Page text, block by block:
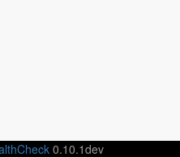
0.10.1dev